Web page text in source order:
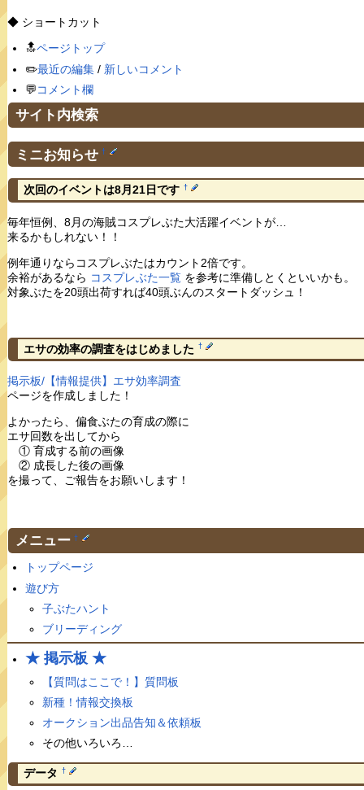
◆ ショートカット
🔝ページトップ
✏️最近の編集/ 新しいコメント
💬コメント欄
サイト内検索
ミニお知らせ †
次回のイベントは8月21日です †
毎年恒例、8月の海賊コスプレぶた大活躍イベントが…
来るかもしれない！！
例年通りならコスプレぶたはカウント2倍です。
余裕があるなら コスプレぶた一覧を参考に準備しとくといいかも。
対象ぶたを20頭出荷すれば40頭ぶんのスタートダッシュ！
エサの効率の調査をはじめました †
掲示板/【情報提供】エサ効率調査
ページを作成しました！
よかったら、偏食ぶたの育成の際に
エサ回数を出してから
① 育成する前の画像
② 成長した後の画像
を撮って、ご報告をお願いします！
メニュー †
トップページ
遊び方
子ぶたハント
ブリーディング
★ 掲示板 ★
【質問はここで！】質問板
新種！情報交換板
オークション出品告知＆依頼板
その他いろいろ…
データ †